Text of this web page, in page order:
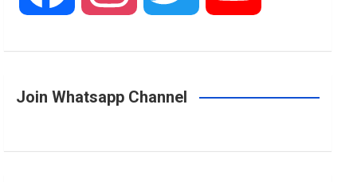
c
e
s
t
i
t
u
T
Join Whatsapp Channel